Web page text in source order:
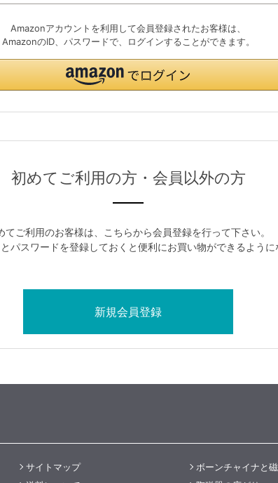
Amazonアカウントを利用して会員登録されたお客様は、
AmazonのID、パスワードで、ログインすることができます。
初めてご利用の方・会員以外の方
てご利用のお客様は、こちらから会員登録を行って下さい。
パスワードを登録しておくと便利にお買い物ができるよう
サイトマップ
ボーンチャイナと